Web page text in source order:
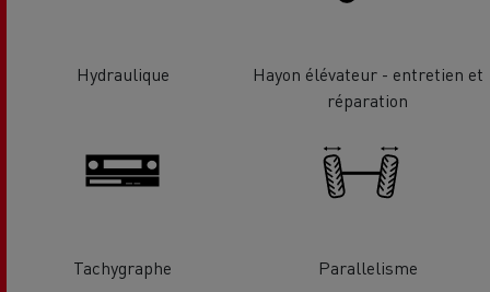
Hydraulique
Hayon élévateur - entretien et
réparation
Tachygraphe Parallelisme